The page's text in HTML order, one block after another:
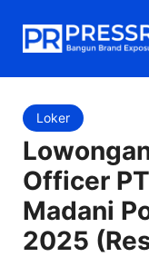
Loker
Officer
Madani
2025